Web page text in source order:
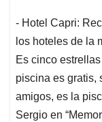
- Hotel Capri:
los hoteles de la
Es cinco
piscina es gratis,
amigos, es la
Sergio en